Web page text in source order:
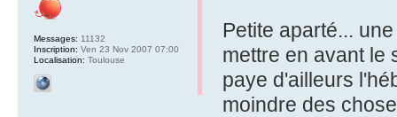
Petite aparté...
mettre en avant le
paye d'ailleurs
moindre des
Messages: 11132
Inscription: Ven 23 Nov 2007 07:00
Localisation: Toulouse